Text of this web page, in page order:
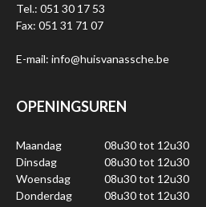
Tel.: 051 30 17 53
Fax: 051 31 71 07
E-mail: info@huisvanassche.be
OPENINGSUREN
Maandag 08u30 tot 12u30
Dinsdag
08u30 tot 12u30
Woensdag
08u30 tot 12u30
Donderdag
08u30 tot 12u30